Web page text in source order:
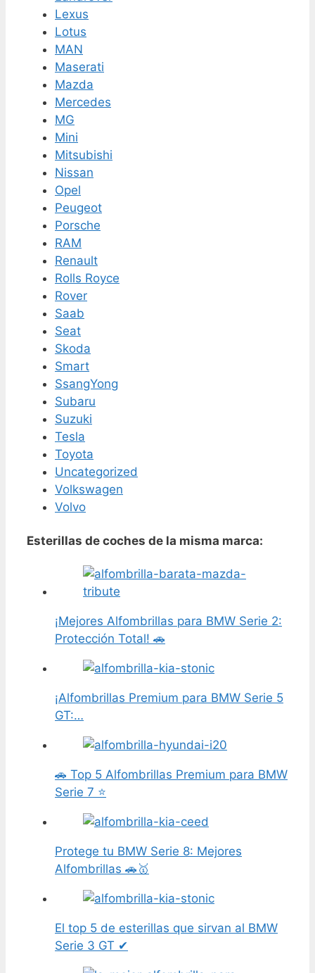
Lexus
Lotus
MAN
Maserati
Mazda
Mercedes
MG
Mini
Mitsubishi
Nissan
Opel
Peugeot
Porsche
RAM
Renault
Rolls Royce
Rover
Saab
Seat
Skoda
Smart
SsangYong
Subaru
Suzuki
Tesla
Toyota
Uncategorized
Volkswagen
Volvo
Esterillas de coches de la misma marca:
¡Mejores Alfombrillas para BMW Serie 2:
Protección Total! 🚗
¡Alfombrillas Premium para BMW Serie 5
GT:…
🚗 Top 5 Alfombrillas Premium para BMW
Serie 7 ⭐
Protege tu BMW Serie 8: Mejores
Alfombrillas 🚗🥇
El top 5 de esterillas que sirvan al BMW
Serie 3 GT ✔